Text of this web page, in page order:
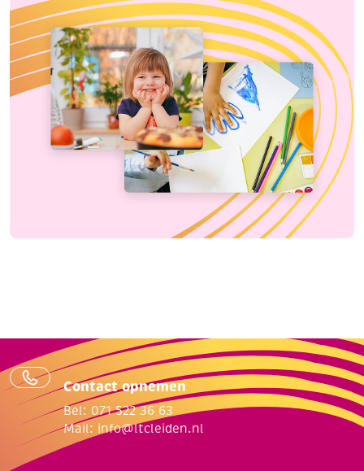
Contact opnemen
Bel: 071 522 36 63
Mail: info@ltcleiden.nl